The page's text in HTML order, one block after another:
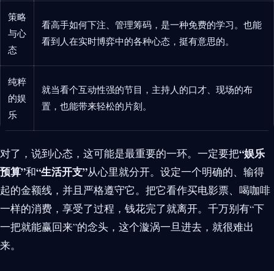
策略
与心
态
看高手如何下注、管理筹码，是一种免费的学习。也能
看到人在实时博弈中的各种心态，挺有意思的。
纯粹
的娱
乐
就当看个互动性强的节目，主持人的口才、现场的布
置，也能带来轻松的片刻。
对了，说到心态，这可能是最重要的一环。一定要把“娱乐
预算”和“生活开支”从心里就分开。设定一个明确的、输得
起的金额线，并且严格遵守它。把它看作买电影票、喝咖啡
一样的消费，享受了过程，钱花完了就离开。千万别有“下
一把就能赢回来”的念头，这个漩涡一旦进去，就很难出
来。